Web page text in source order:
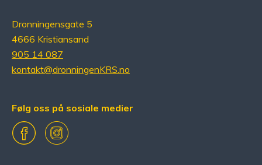
Dronningensgate 5
4666 Kristiansand
905 14 087
kontakt@dronningenKRS.no
Følg oss på sosiale medier
FacebookInstagram